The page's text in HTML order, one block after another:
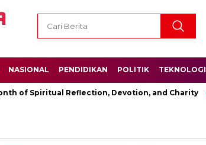
NASIONAL PENDIDIKAN POLITIK TEKNOLOGI
of Spiritual Reflection, Devotion, and Charity